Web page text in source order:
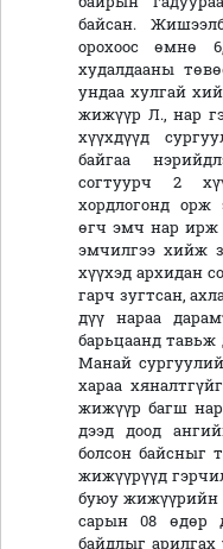
байсан.
орохоос өмнө
худалдааны
ундаа хулгай
жижүүр Л., нар
хүүхдүүд
байгаа
согтуурч 2
хордлогонд орж
өгч эмч нар ирж
эмчилгээ хийж
хүүхэд архидан
гарч зугтсан,
дүү нараа
барьцаанд тавьж
Манай
хараа
жижүүр багш нар
дээд доод
болсон байсныг
жижүүрүүд
буюу жижүүрийн
сарын 08 өдөр
байдлыг арилгах